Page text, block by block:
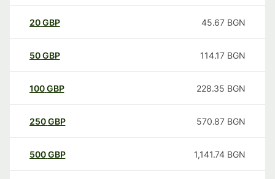
20GBP 45.67 BGN
50GBP 114.17 BGN
100GBP 228.35 BGN
250GBP 570.87 BGN
500GBP 1,141.74 BGN